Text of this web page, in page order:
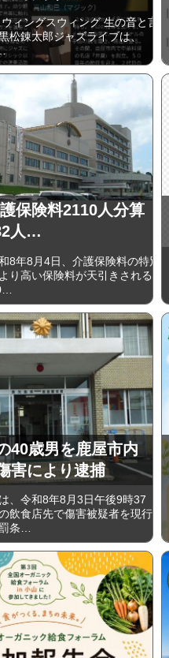
ングスウィング 生の音と言
松錬太郎ジャズライブは、
保険料2110人分算
人…
8年8月4日、介護保険料の特別
り高い保険料が天引きされる
40歳男を鹿屋市内
害により逮捕
、令和8年8月3日午後9時37
飲食店先で傷害被疑者を現行
条…